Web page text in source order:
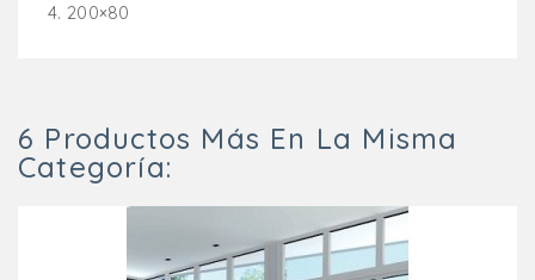
4. 200×80
6 Productos Más En La Misma
Categoría: